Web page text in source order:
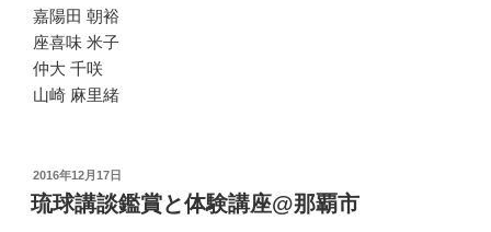
嘉陽田 朝裕
座喜味 米子
仲大 千咲
山崎 麻里緒
投
稿
日:
2016年12月17日
琉球講談鑑賞と体験講座@那覇市